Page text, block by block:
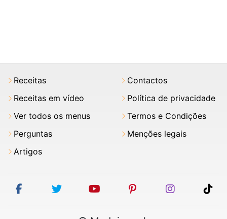
Receitas
Receitas em vídeo
Ver todos os menus
Perguntas
Artigos
Contactos
Política de privacidade
Termos e Condições
Menções legais
facebooktwitter youtubepinterestinstagram